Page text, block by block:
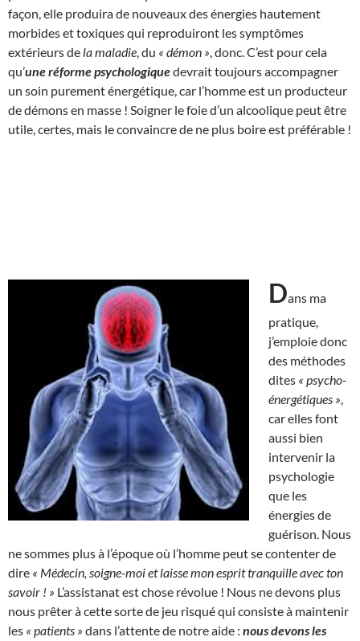
façon, elle produira de nouveaux des énergies hautement
morbides et toxiques qui reproduiront les symptômes
extérieurs de la maladie , du « démon » , donc. C’est pour cela
qu’une réforme psychologiquedevrait toujours accompagner
un soin purement énergétique, car l’homme est un producteur
de démons en masse ! Soigner le foie d’un alcoolique peut être
utile, certes, mais le convaincre de ne plus boire est préférable !
Dans ma
pratique,
j’emploie donc
des méthodes
dites « psycho-
énergétiques »
car elles font
aussi bien
intervenir la
psychologie
que les
énergies de
guérison. Nous
ne sommes plus à l’époque où l’homme peut se contenter de
dire « Médecin, soigne-moi et laisse mon esprit tranquille avec ton
savoir ! » L’assistanat est chose révolue ! Nous ne devons plus
nous prêter à cette sorte de jeu risqué qui consiste à maintenir
les « patients » dans l’attente de notre aide : nous devons les